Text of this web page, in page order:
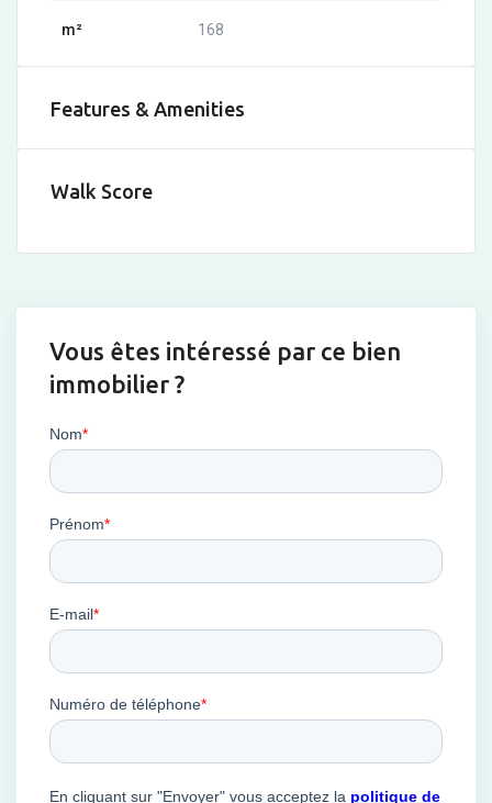
m² 168
Features & Amenities
Walk Score
Vous êtes intéressé par ce bien
immobilier ?